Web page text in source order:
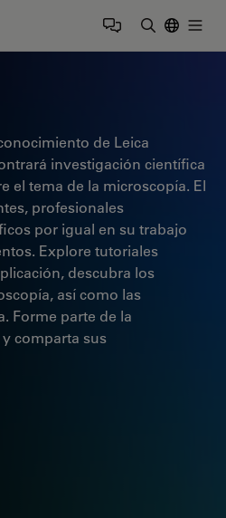
de Leica
investigación científica
el tema de la microscopía. El
profesionales
por igual en su trabajo
Explore tutoriales
descubra los
así como las
Forme parte de la
comparta sus